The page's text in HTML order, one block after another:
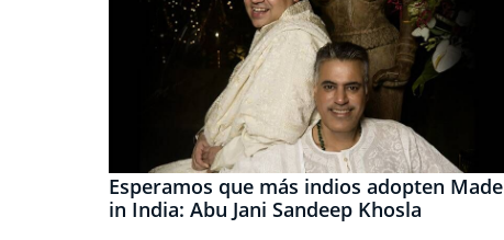
Esperamos que más indios adopten Made
in India: Abu Jani Sandeep Khosla